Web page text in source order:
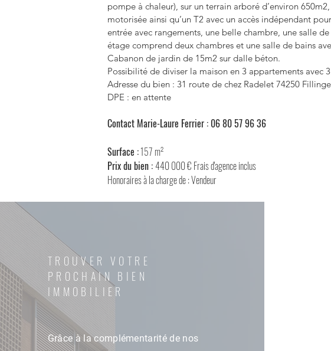
pompe à chaleur), sur un terrain arboré d’environ
motorisée ainsi qu’un T2 avec un accès indépendant
entrée avec rangements, une belle chambre, une salle
étage comprend deux chambres et une salle de bains
Cabanon de jardin de 15m2 sur dalle béton.
Possibilité de diviser la maison en 3 appartements avec
Adresse du bien : 31 route de chez Radelet 74250
DPE : en attente
Contact Marie-Laure Ferrier : 06 80 57 96 36
Surface :157 m²
Prix du bien : 440 000€ Frais d'agence inclus
Honoraires à la charge de : Vendeur
TROUVER VOTRE
PROCHAIN BIEN
IMMOBILIER
Grâce à la complémentarité de nos